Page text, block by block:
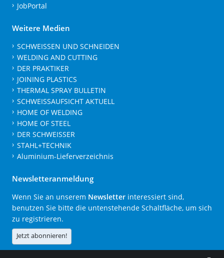
JobPortal
Weitere Medien
SCHWEISSEN UND SCHNEIDEN
WELDING AND CUTTING
DER PRAKTIKER
JOINING PLASTICS
THERMAL SPRAY BULLETIN
SCHWEISSAUFSICHT AKTUELL
HOME OF WELDING
HOME OF STEEL
DER SCHWEISSER
STAHL+TECHNIK
Aluminium-Lieferverzeichnis
Newsletteranmeldung
Wenn Sie an unserem Newsletter interessiert sind,
benutzen Sie bitte die untenstehende Schaltfläche, um sich
zu registrieren.
Jetzt abonnieren!